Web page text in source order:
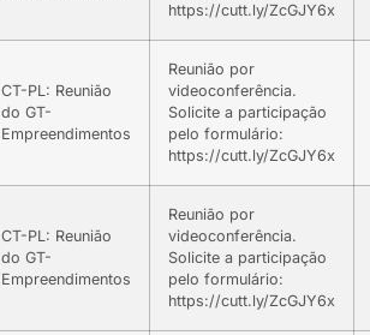
https://cutt.ly/ZcGJY6x
CT-PL: Reunião
do GT-
Empreendimentos
Reunião por
videoconferência.
Solicite a participação
pelo formulário:
https://cutt.ly/ZcGJY6x
CT-PL: Reunião
do GT-
Empreendimentos
Reunião por
videoconferência.
Solicite a participação
pelo formulário:
https://cutt.ly/ZcGJY6x